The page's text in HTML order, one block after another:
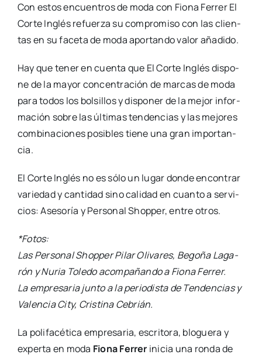
Con estos encuen­tros de moda con Fio­na Ferrer El
Cor­te Inglés refuer­za su com­pro­mi­so con las clien­
tas en su face­ta de moda apor­tan­do valor aña­di­do.
Hay que tener en cuen­ta que El Cor­te Inglés dis­po­
ne de la mayor con­cen­tra­ción de mar­cas de moda
para todos los bol­si­llos y dis­po­ner de la mejor infor­
ma­ción sobre las últi­mas ten­den­cias y las mejo­res
com­bi­na­cio­nes posi­bles tie­ne una gran impor­tan­
cia.
El Cor­te Inglés no es sólo un lugar don­de encon­trar
varie­dad y can­ti­dad sino cali­dad en cuan­to a ser­vi­
cios: Ase­so­ría y Per­so­nal Shop­per, entre otros.
*Fotos:
Las Per­so­nal Shop­per Pilar Oli­va­res, Bego­ña Laga­
rón y Nuria Tole­do acom­pa­ñan­do a Fio­na Ferrer.
La empre­sa­ria jun­to a la perio­dis­ta de Ten­den­cias y
Valen­cia City, Cris­ti­na Cebrián.
La poli­fa­cé­ti­ca empre­sa­ria, escri­to­ra, blo­gue­ra y
exper­ta en moda Fio­na Ferrer ini­cia una ron­da de